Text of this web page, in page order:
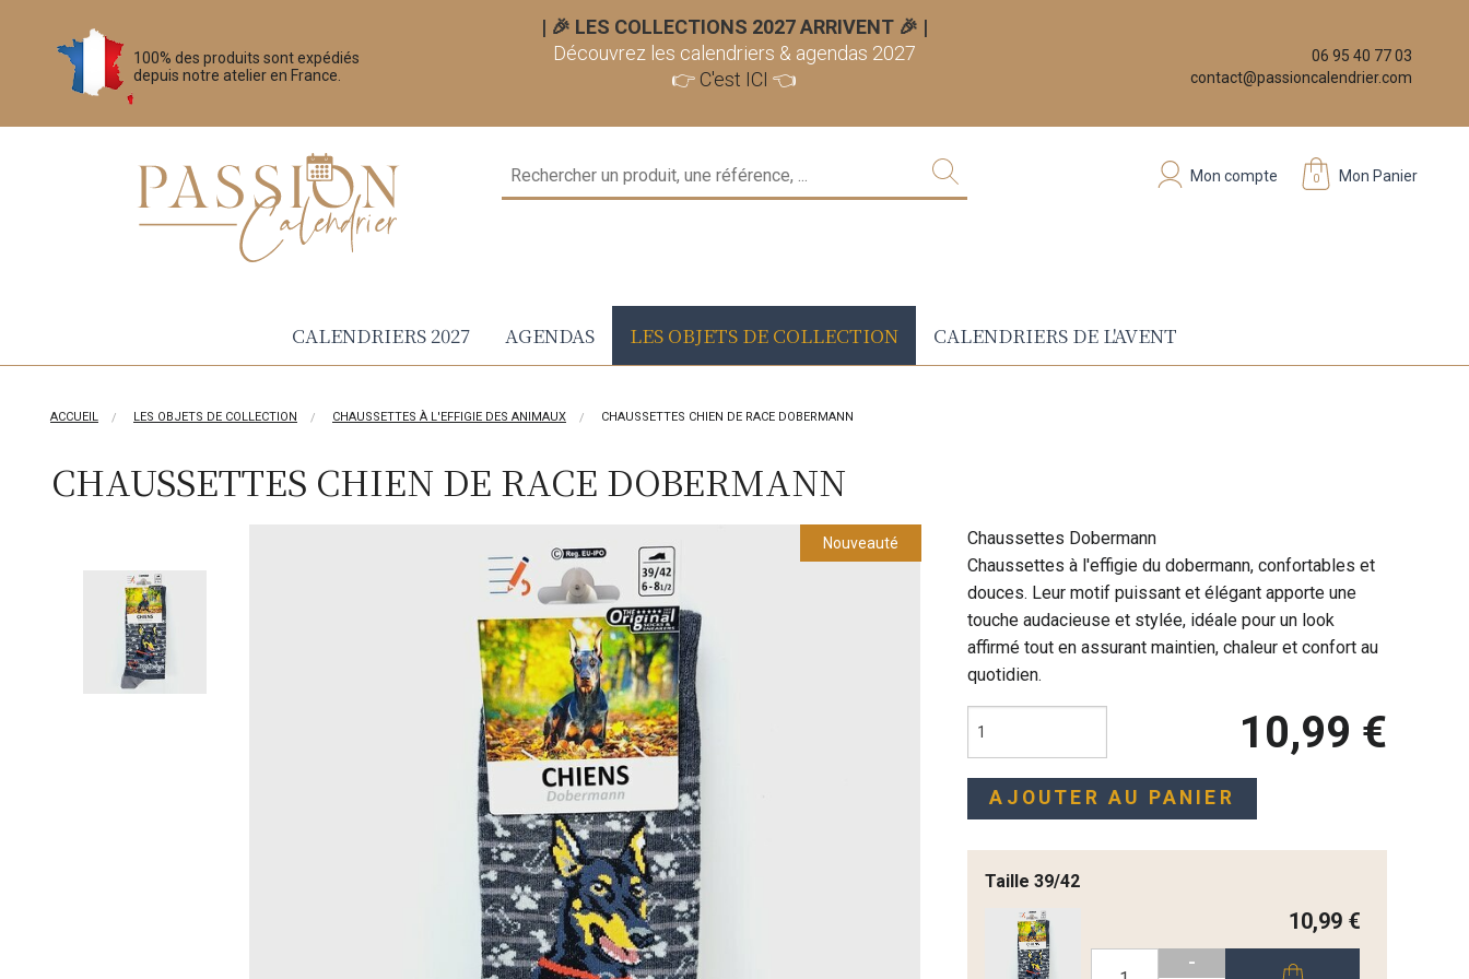
100% des produits sont expédiés
depuis notre atelier en France.
| 🎉 LES COLLECTIONS 2027 ARRIVENT 🎉 |
Découvrez les calendriers & agendas 2027
👉 C'est ICI 👈
06 95 40 77 03
contact@passioncalendrier.com
0 Mon Panier
Mon compte
CALENDRIERS 2027 AGENDAS LES OBJETS DE COLLECTION CALENDRIERS DE L'AVENT
ACCUEIL LES OBJETS DE COLLECTION CHAUSSETTES À L'EFFIGIE DES ANIMAUX CHAUSSETTES CHIEN DE RACE DOBERMANN
CHAUSSETTES CHIEN DE RACE DOBERMANN
Nouveauté
Chaussettes Dobermann
Chaussettes à l'effigie du dobermann, confortables et
douces. Leur motif puissant et élégant apporte une
touche audacieuse et stylée, idéale pour un look
affirmé tout en assurant maintien, chaleur et confort au
quotidien.
10,99 €
AJOUTER AU PANIER
Taille 39/42
10,99 €
-